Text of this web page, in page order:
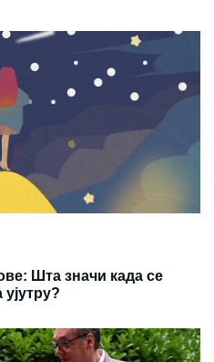
Шта значи када се